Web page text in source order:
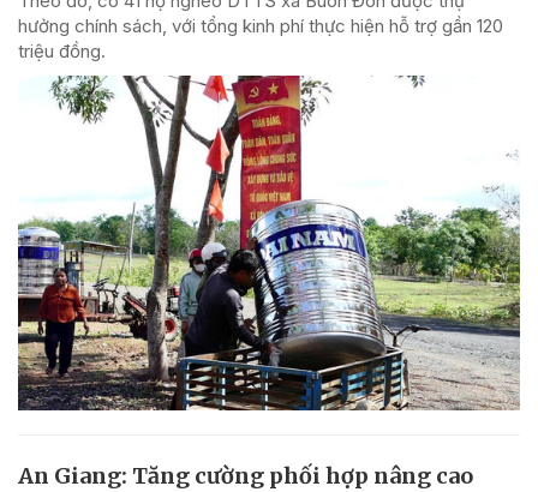
hưởng chính sách, với tổng kinh phí thực hiện hỗ trợ gần 120
triệu đồng.
An Giang: Tăng cường phối hợp nâng cao